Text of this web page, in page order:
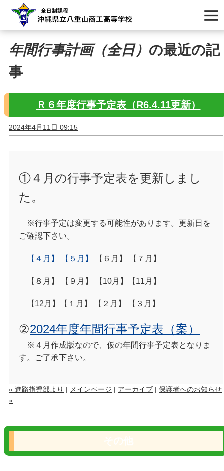
年間行事計画（全日） の最近の記
事
Ｒ６年度行事予定表（R6.4.11更新）
2024年4月11日 09:15
①４月の行事予定表を更新しまし
た。
※行事予定は変更する可能性があります。更新日を
ご確認下さい。
【４月】 【５月】 【６月】 【７月】
【８月】 【９月】 【10月】【11月】
【12月】【１月】 【２月】 【３月】
②2024年度年間行事予定表（案）
※４月作成版なので、仮の年間行事予定表となりま
す。ご了承下さい。
« 進路指導部より | メインページ | アーカイブ | 保護者へのお知らせ
»